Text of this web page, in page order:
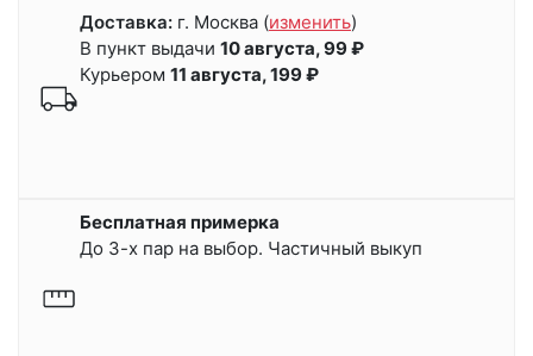
Доставка: г. Москва (изменить)
В пункт выдачи 10 августа, 99 ₽
Курьером 11 августа, 199 ₽
Бесплатная примерка
До 3-х пар на выбор. Частичный выкуп